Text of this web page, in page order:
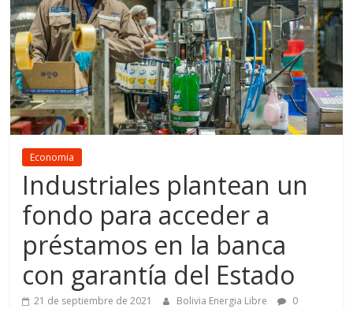
todos
Economia
Industriales plantean un
fondo para acceder a
préstamos en la banca
con garantía del Estado
21 de septiembre de 2021 Bolivia Energia Libre
0